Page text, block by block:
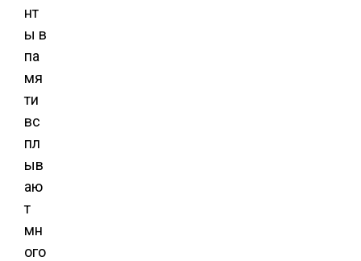
нт
ы в
па
мя
ти
вс
пл
ыв
аю
т
мн
ого